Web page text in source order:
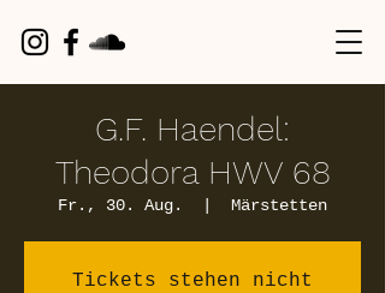
G.F. Haendel:
Theodora HWV 68
Fr., 30. Aug. Märstetten
Tickets stehen nicht